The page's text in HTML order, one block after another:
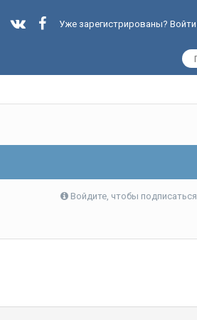
Уже зарегистрированы? Войти
Войдите, чтобы подписаться